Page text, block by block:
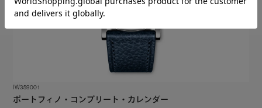
IW359001
ポートフィノ・コンプリート・カレンダー